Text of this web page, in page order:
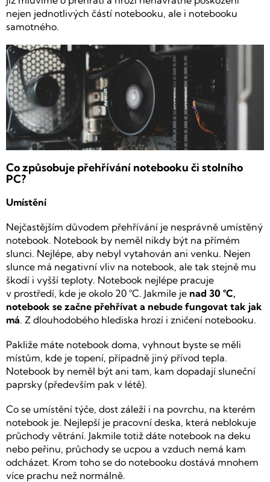
nejen jednotlivých částí notebooku, ale i notebooku
samotného.
Co způsobuje přehřívání notebooku či stolního
PC?
Umístění
Nejčastějším důvodem přehřívání je nesprávně umístěný
notebook. Notebook by neměl nikdy být na přímém
slunci. Nejlépe, aby nebyl vytahován ani venku. Nejen
slunce má negativní vliv na notebook, ale tak stejně mu
škodí i vyšší teploty. Notebook nejlépe pracuje
v prostředí, kde je okolo 20 °C. Jakmile je nad 30 °C,
notebook se začne přehřívat a nebude fungovat tak jak
má. Z dlouhodobého hlediska hrozí i zničení notebooku.
Pakliže máte notebook doma, vyhnout byste se měli
místům, kde je topení, případně jiný přívod tepla.
Notebook by neměl být ani tam, kam dopadají sluneční
paprsky (především pak v létě).
Co se umístění týče, dost záleží i na povrchu, na kterém
notebook je. Nejlepší je pracovní deska, která neblokuje
průchody větrání. Jakmile totiž dáte notebook na deku
nebo peřinu, průchody se ucpou a vzduch nemá kam
odcházet. Krom toho se do notebooku dostává mnohem
více prachu než normálně.